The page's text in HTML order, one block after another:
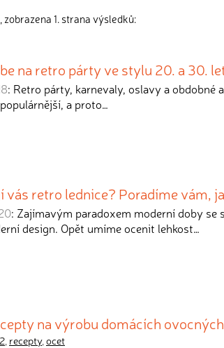
1. strana výsledků:
na retro párty ve stylu 20. a 30.
: Retro párty, karnevaly, oslavy a
a proto…
vás retro lednice? Poradíme vám,
: Zajímavým paradoxem moderní doby se
design. Opět umíme ocenit lehkost…
na výrobu domácích
, recepty,ocet